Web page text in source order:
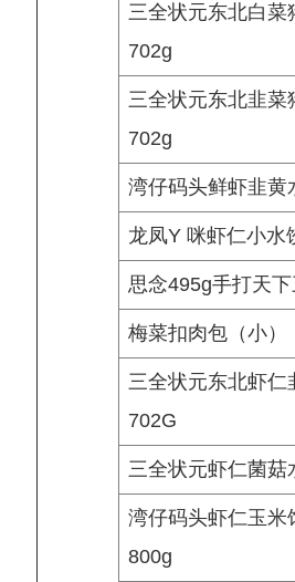
三全状元东北白菜
702g
三全状元东北韭菜
702g
湾仔码头鲜虾韭黄
龙凤Y 咪虾仁小水
思念495g手打天
梅菜扣肉包（小）
三全状元东北虾仁
702G
三全状元虾仁菌菇
湾仔码头虾仁玉米
800g